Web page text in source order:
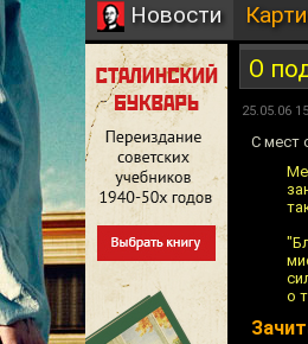
Новости
О
25.05.06
С мест
о